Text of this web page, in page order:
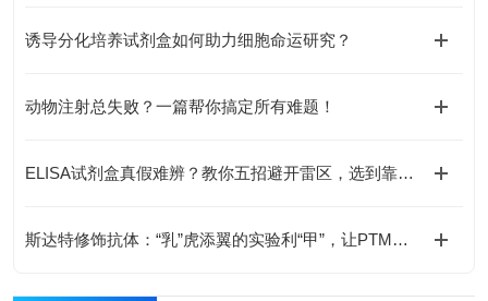
诱导分化培养试剂盒如何助力细胞命运研究？
动物注射总失败？一篇帮你搞定所有难题！
ELISA试剂盒真假难辨？教你五招避开雷区，选到靠谱货
斯达特修饰抗体：“乳”虎添翼的实验利“甲”，让PTM研究“乙”如“泛”掌